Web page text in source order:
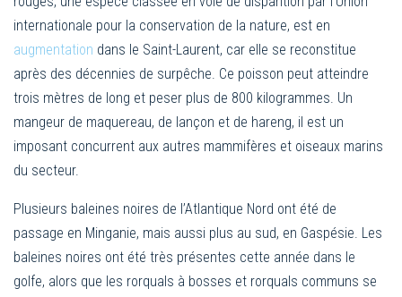
internationale pour la conservation de la nature, est en
augmentation dans le Saint-Laurent, car elle se reconstitue
après des décennies de surpêche. Ce poisson peut atteindre
trois mètres de long et peser plus de 800 kilogrammes. Un
mangeur de maquereau, de lançon et de hareng, il est un
imposant concurrent aux autres mammifères et oiseaux marins
du secteur.
Plusieurs baleines noires de l’Atlantique Nord ont été de
passage en Minganie, mais aussi plus au sud, en Gaspésie. Les
baleines noires ont été très présentes cette année dans le
golfe, alors que les rorquals à bosses et rorquals communs se